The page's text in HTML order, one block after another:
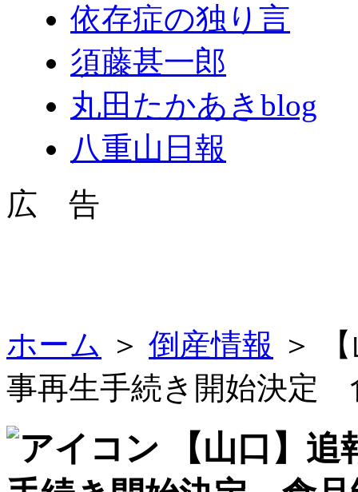
依存症の独り言
須藤甚一郎
丸田たかあきblog
八重山日報
広 告
ホーム ＞ 倒産情報 ＞
事再生手続き開始決定
【山口】